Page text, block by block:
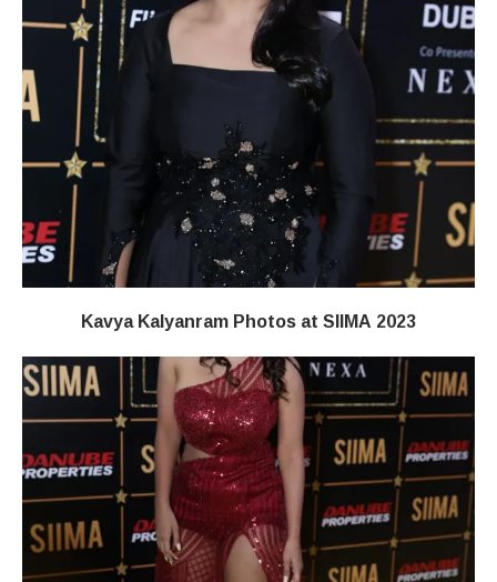
Kavya Kalyanram Photos at SIIMA 2023